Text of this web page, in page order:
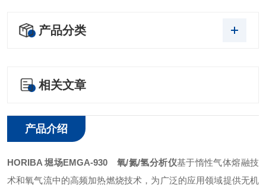
产品分类
相关文章
产品介绍
HORIBA 堀场EMGA-930 氧/氮/氢分析仪基于惰性气体熔融技
术和氧气流中的高频加热燃烧技术，为广泛的应用领域提供无机